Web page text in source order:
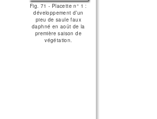
Fig. 71 - Placette n° 1 :
développement d’un
pieu de saule faux
daphné en août de la
première saison de
végétation.